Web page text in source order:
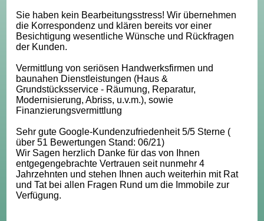
Sie haben kein Bearbeitungsstress! Wir übernehmen
die Korrespondenz und klären bereits vor einer
Besichtigung wesentliche Wünsche und Rückfragen
der Kunden.
Vermittlung von seriösen Handwerksfirmen und
baunahen Dienstleistungen (Haus &
Grundstücksservice - Räumung, Reparatur,
Modernisierung, Abriss, u.v.m.), sowie
Finanzierungsvermittlung
Sehr gute Google-Kundenzufriedenheit 5/5 Sterne (
über 51 Bewertungen Stand: 06/21)
Wir Sagen herzlich Danke für das von Ihnen
entgegengebrachte Vertrauen seit nunmehr 4
Jahrzehnten und stehen Ihnen auch weiterhin mit Rat
und Tat bei allen Fragen Rund um die Immobile zur
Verfügung.